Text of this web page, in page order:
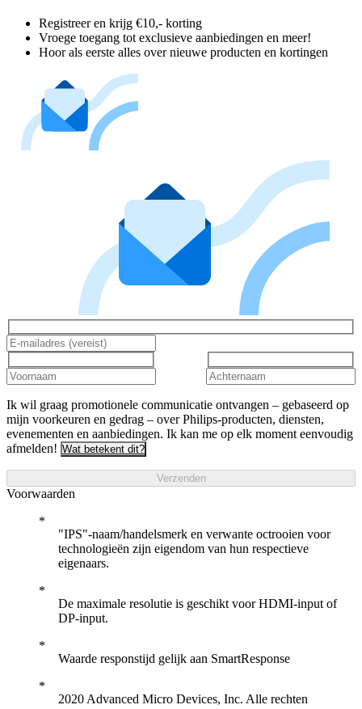
Registreer en krijg €10,- korting
Vroege toegang tot exclusieve aanbiedingen en meer!
Hoor als eerste alles over nieuwe producten en kortingen
Ik wil graag promotionele communicatie ontvangen – gebaseerd op
mijn voorkeuren en gedrag – over Philips-producten, diensten,
evenementen en aanbiedingen. Ik kan me op elk moment eenvoudig
afmelden! Wat betekent dit?
Verzenden
Voorwaarden
"IPS"-naam/handelsmerk en verwante octrooien voor
technologieën zijn eigendom van hun respectieve
eigenaars.
De maximale resolutie is geschikt voor HDMI-input of
DP-input.
Waarde responstijd gelijk aan SmartResponse
2020 Advanced Micro Devices, Inc. Alle rechten